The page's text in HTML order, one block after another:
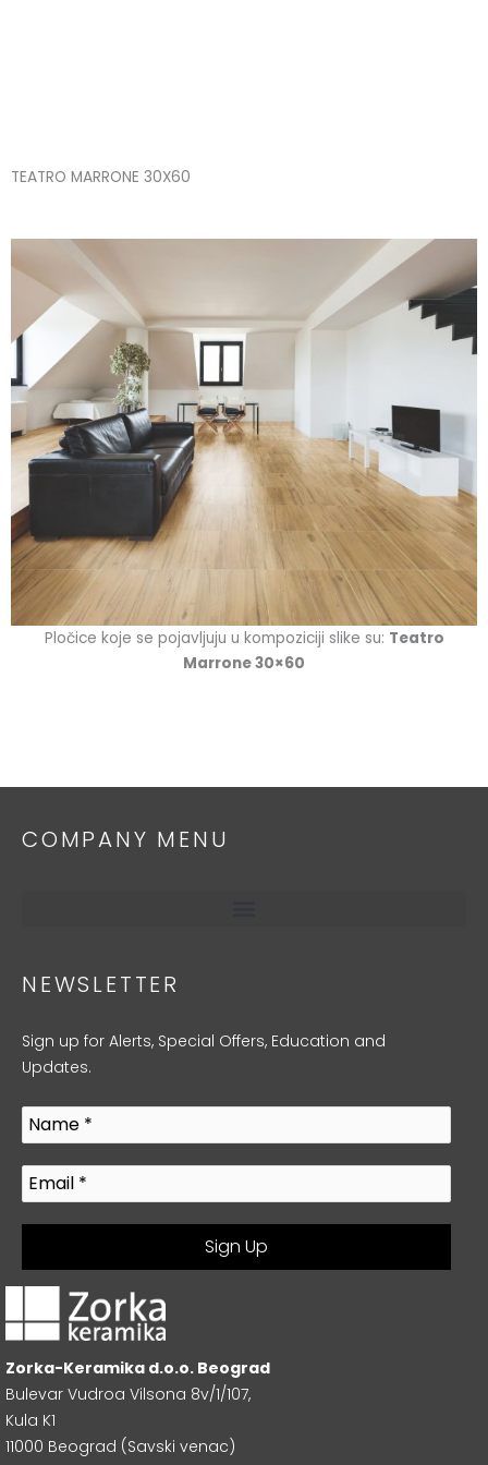
SkipTEATRO MARRONE 30X60
Pločice koje se pojavljuju u kompoziciji slike su: Teatro
Marrone 30×60
COMPANY MENU
NEWSLETTER
Sign up for Alerts, Special Offers, Education and
Updates.
Zorka-Keramika d.o.o. Beograd
Bulevar Vudroa Vilsona 8v/1/107,
Kula K1
11000 Beograd (Savski venac)